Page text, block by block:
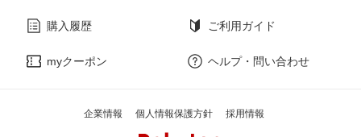
購入履歴 ご利用ガイド
myクーポン ヘルプ・問い合わせ
企業情報 個人情報保護方針 採用情報